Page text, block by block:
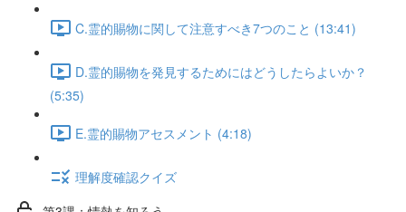
C.霊的賜物に関して注意すべき7つのこと (13:41)
D.霊的賜物を発見するためにはどうしたらよいか？
(5:35)
E.霊的賜物アセスメント (4:18)
理解度確認クイズ